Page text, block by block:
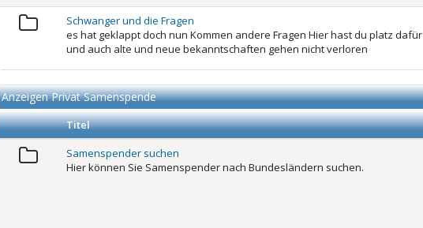
Schwanger und die Fragen
es hat geklappt doch nun Kommen andere Fragen Hier hast du platz dafür
und auch alte und neue bekanntschaften gehen nicht verloren
Anzeigen Privat Samenspende
Titel
Samenspender suchen
Hier können Sie Samenspender nach Bundesländern suchen.